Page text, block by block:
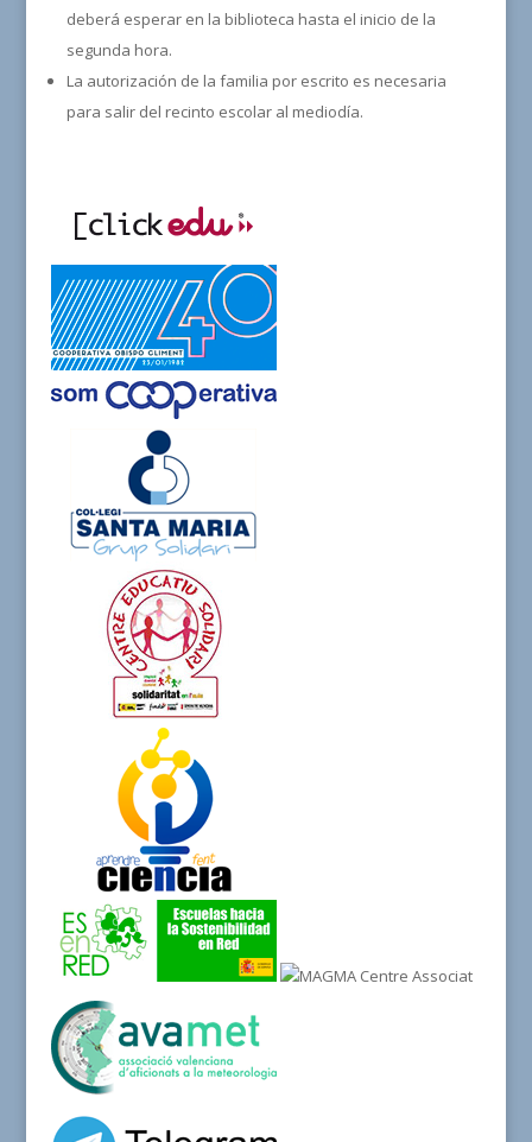
deberá esperar en la biblioteca hasta el inicio de la
segunda hora.
La autorización de la familia por escrito es necesaria
para salir del recinto escolar al mediodía.